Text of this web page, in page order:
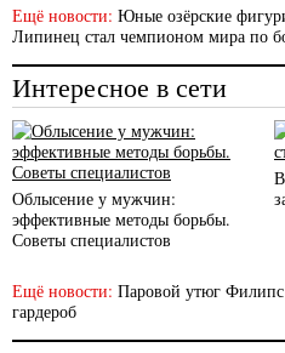
Ещё новости: Юные озёрские
Липинец стал чемпионом мира по
Интересное в сети
Облысение у мужчин:
эффективные методы борьбы.
Советы специалистов
Ещё новости: Паровой утюг
гардероб